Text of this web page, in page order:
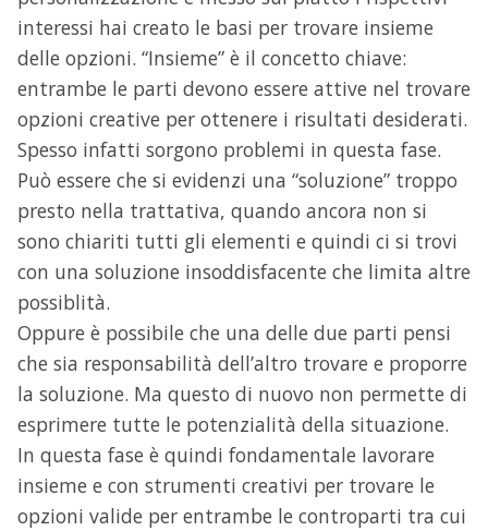
interessi hai creato le basi per trovare insieme
delle opzioni. “Insieme” è il concetto chiave:
entrambe le parti devono essere attive nel trovare
opzioni creative per ottenere i risultati desiderati.
Spesso infatti sorgono problemi in questa fase.
Può essere che si evidenzi una “soluzione” troppo
presto nella trattativa, quando ancora non si
sono chiariti tutti gli elementi e quindi ci si trovi
con una soluzione insoddisfacente che limita altre
possiblità.
Oppure è possibile che una delle due parti pensi
che sia responsabilità dell’altro trovare e proporre
la soluzione. Ma questo di nuovo non permette di
esprimere tutte le potenzialità della situazione.
In questa fase è quindi fondamentale lavorare
insieme e con strumenti creativi per trovare le
opzioni valide per entrambe le controparti tra cui